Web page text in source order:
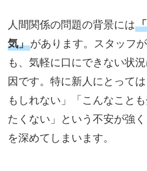
人間関係の問題の背景には
気」があります。スタッフ
も、気軽に口にできない状
因です。特に新人にとって
もしれない」「こんなこと
たくない」という不安が強
を深めてしまいます。